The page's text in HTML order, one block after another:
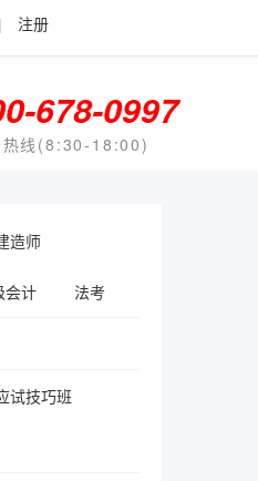
注册
678-0997
热线(8:30-18:00)
造师
会计 法考
试技巧班